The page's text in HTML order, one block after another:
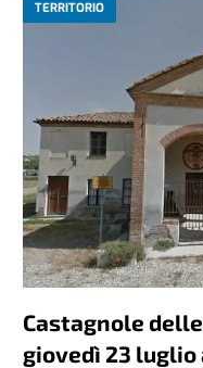
TERRITORIO
Castagnole
giovedì 23